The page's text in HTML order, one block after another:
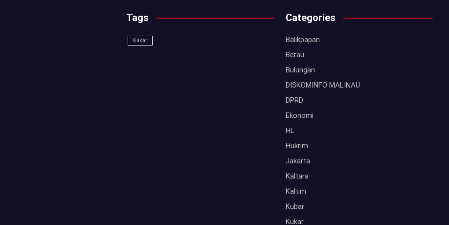
Tags
Kukar
Categories
Balikpapan
Berau
Bulungan
DISKOMINFO MALINAU
DPRD
Ekonomi
HL
Hukrim
Jakarta
Kaltara
Kaltim
Kubar
Kukar